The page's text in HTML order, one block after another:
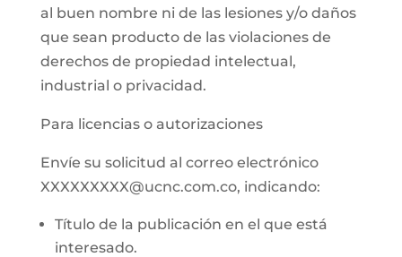
al buen nombre ni de las lesiones y/o daños
que sean producto de las violaciones de
derechos de propiedad intelectual,
industrial o privacidad.
Para licencias o autorizaciones
Envíe su solicitud al correo electrónico
XXXXXXXXX@ucnc.com.co, indicando:
Título de la publicación en el que está
interesado.